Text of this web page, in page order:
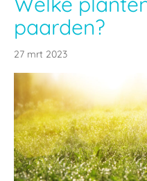
paarden?
27 mrt 2023